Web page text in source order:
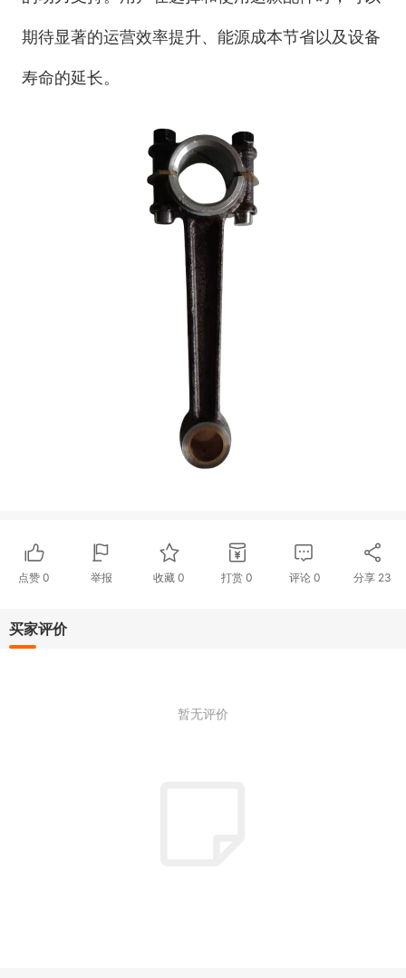
期待显著的运营效率提升、能源成本节省以及设备
寿命的延长。
点赞 0 举报 收藏0 打赏 0 评论 0 分享 23
买家评价
暂无评价